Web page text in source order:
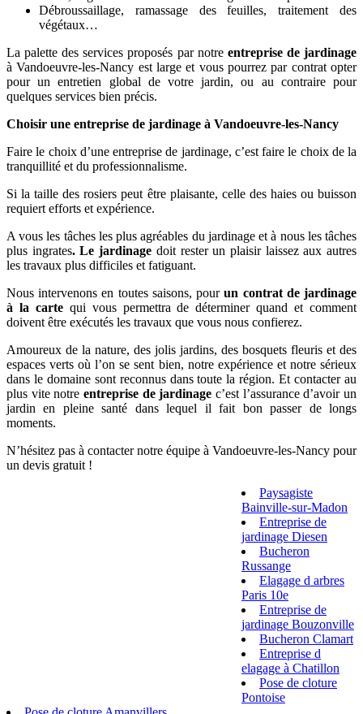
Débroussaillage, ramassage des feuilles, traitement des
végétaux…
La palette des services proposés par notre entreprise de jardinage
à Vandoeuvre-les-Nancy est large et vous pourrez par contrat opter
pour un entretien global de votre jardin, ou au contraire pour
quelques services bien précis.
Choisir une entreprise de jardinage à Vandoeuvre-les-Nancy
Faire le choix d’une entreprise de jardinage, c’est faire le choix de la
tranquillité et du professionnalisme.
Si la taille des rosiers peut être plaisante, celle des haies ou buisson
requiert efforts et expérience.
A vous les tâches les plus agréables du jardinage et à nous les tâches
plus ingrates. Le jardinage doit rester un plaisir laissez aux autres
les travaux plus difficiles et fatiguant.
Nous intervenons en toutes saisons, pourun contrat de jardinage
à la carte qui vous permettra de déterminer quand et comment
doivent être exécutés les travaux que vous nous confierez.
Amoureux de la nature, des jolis jardins, des bosquets fleuris et des
espaces verts où l’on se sent bien, notre expérience et notre sérieux
dans le domaine sont reconnus dans toute la région. Et contacter au
plus vite notre entreprise de jardinage c’est l’assurance d’avoir un
jardin en pleine santé dans lequel il fait bon passer de longs
moments.
N’hésitez pas à contacter notre équipe à Vandoeuvre-les-Nancy pour
un devis gratuit !
Paysagiste
Bainville-sur-Madon
Entreprise de
jardinage Diesen
Bucheron
Russange
Elagage d arbres
Paris 10e
Entreprise de
jardinage Bouzonville
Bucheron Clamart
Entreprise d
elagage à Chatillon
Pose de cloture
Pontoise